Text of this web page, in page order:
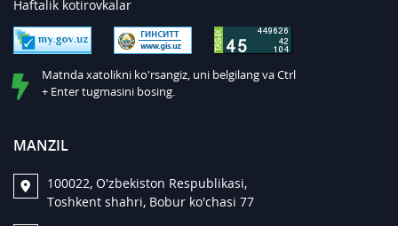
Haftalik kotirovkalar
Matnda xatolikni ko'rsangiz, uni belgilang va Ctrl
+ Enter tugmasini bosing.
MANZIL
100022, O'zbekiston Respublikasi,
Toshkent shahri, Bobur ko'chasi 77